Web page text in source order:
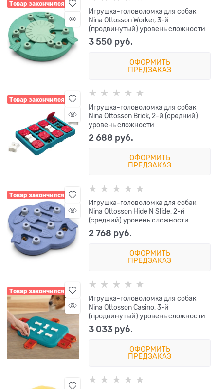
Товар закончился
Игрушка-головоломка для собак
Nina Ottosson Worker, 3-й
(продвинутый) уровень сложности
3 550 руб.
ОФОРМИТЬ
ПРЕДЗАКАЗ
Товар закончился
Игрушка-головоломка для собак
Nina Ottosson Brick, 2-й (средний)
уровень сложности
2 688 руб.
ОФОРМИТЬ
ПРЕДЗАКАЗ
Товар закончился
Игрушка-головоломка для собак
Nina Ottosson Hide N Slide, 2-й
(средний) уровень сложности
2 768 руб.
ОФОРМИТЬ
ПРЕДЗАКАЗ
Товар закончился
Игрушка-головоломка для собак
Nina Ottosson Casino, 3-й
(продвинутый) уровень сложности
3 033 руб.
ОФОРМИТЬ
ПРЕДЗАКАЗ